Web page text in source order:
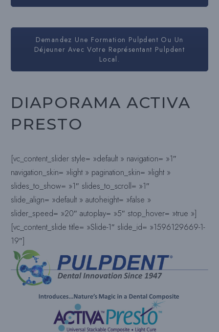
Demandez Une Formation Pulpdent Ou Un
Déjeuner Avec Votre Représentant Pulpdent
Local.
DIAPORAMA ACTIVA
PRESTO
[vc_content_slider style= »default » navigation= »1″
navigation_skin= »light » pagination_skin= »light »
slides_to_show= »1″ slides_to_scroll= »1″
slide_align= »default » autoheight= »false »
slider_speed= »20″ autoplay= »5″ stop_hover= »true »]
[vc_content_slide title= »Slide-1″ slide_id= »1596129669-1-
19″]